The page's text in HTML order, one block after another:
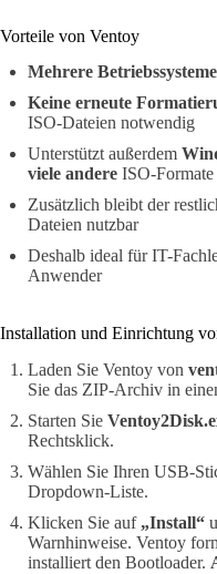
Vorteile von Ventoy
Mehrere Betriebssysteme
Keine erneute
ISO-Dateien notwendig
Unterstützt außerdem
viele andere ISO-Formate
Zusätzlich bleibt der
Dateien nutzbar
Deshalb ideal für IT-
Anwender
Installation und Einrichtung
Laden Sie Ventoy von
Sie das ZIP-Archiv in
Starten Sie
Rechtsklick.
Wählen Sie Ihren USB-
Dropdown-Liste.
Klicken Sie auf „Install“
Warnhinweise. Ventoy
installiert den Bootloader.